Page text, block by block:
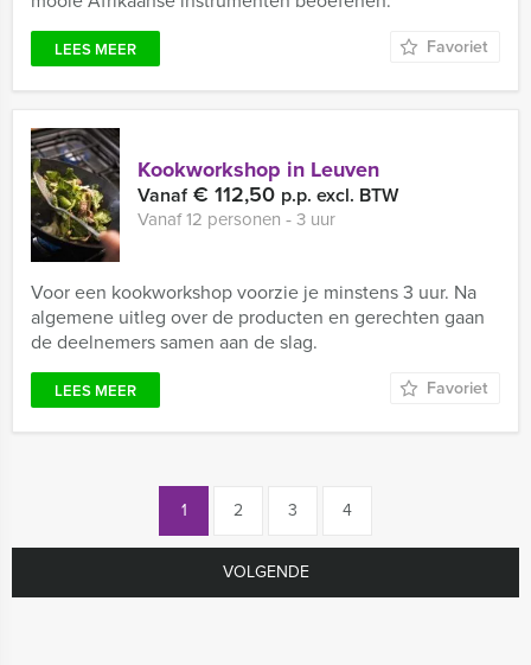
LEES MEER Favoriet
Kookworkshop in Leuven
Vanaf€ 112,50 p.p. excl. BTW
Vanaf 12 personen ‐ 3 uur
Voor een kookworkshop voorzie je minstens 3 uur. Na
algemene uitleg over de producten en gerechten gaan
de deelnemers samen aan de slag.
LEES MEER Favoriet
1 2 3 4
VOLGENDE